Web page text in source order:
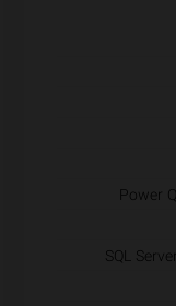
Power
SQL